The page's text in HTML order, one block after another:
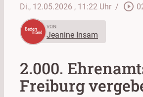
Di., 12.05.2026 , 11:22 Uhr / play_circle_outline
VON
Jeanine Insam
2.000.
Freiburg